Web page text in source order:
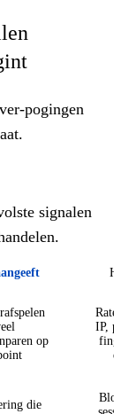
pogingen
signalen
op
IP,
die